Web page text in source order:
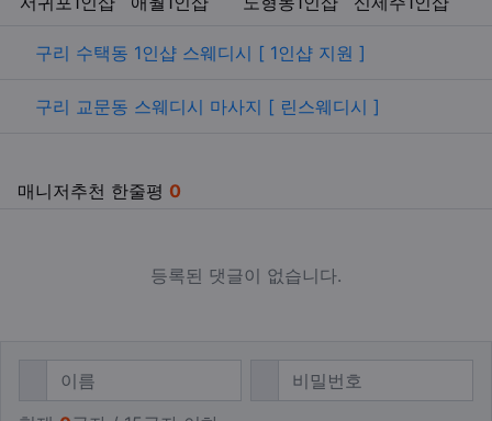
관련자료
구리 수택동 1인샵 스웨디시 [ 1인샵 지원 ]
구리 교문동 스웨디시 마사지 [ 린스웨디시 ]
매니저추천 한줄평 0
등록된 댓글이 없습니다.
댓글쓰기
필수 비밀번호필수